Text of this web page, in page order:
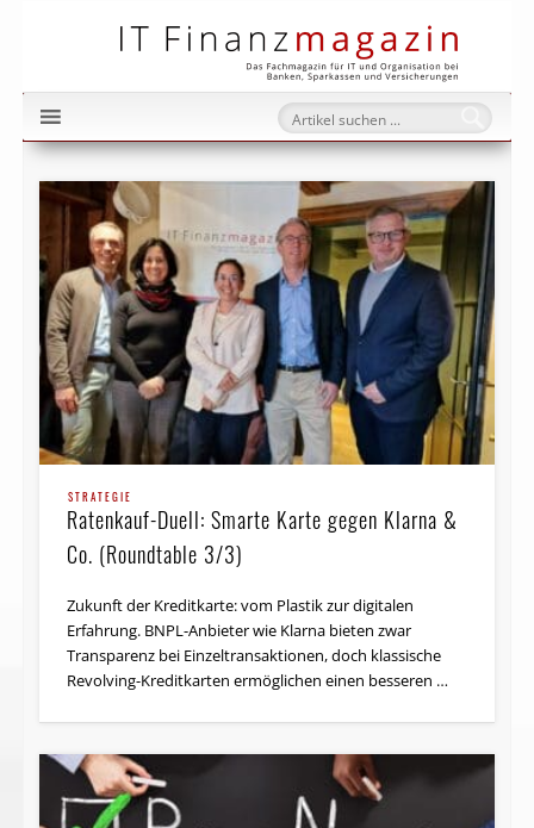
STRATEGIE
Ratenkauf-Duell: Smarte Karte gegen Klarna &
Co. (Roundtable 3/3)
Zukunft der Kreditkarte: vom Plastik zur digitalen
Erfahrung. BNPL-Anbieter wie Klarna bieten zwar
Transparenz bei Einzeltransaktionen, doch klassische
Revolving-Kreditkarten ermöglichen einen besseren …